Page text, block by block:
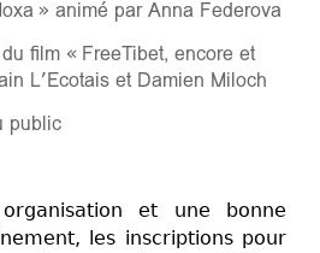
» animé par Anna Federova
film « FreeTibet, encore et
L’Ecotais et Damien Miloch
public
et une bonne
les inscriptions pour